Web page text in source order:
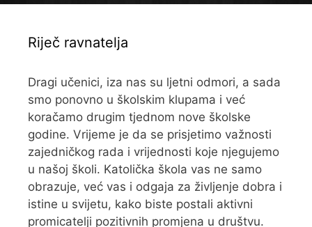
Riječ ravnatelja
Dragi učenici, iza nas su ljetni odmori, a sada
smo ponovno u školskim klupama i već
koračamo drugim tjednom nove školske
godine. Vrijeme je da se prisjetimo važnosti
zajedničkog rada i vrijednosti koje njegujemo
u našoj školi. Katolička škola vas ne samo
obrazuje, već vas i odgaja za življenje dobra i
istine u svijetu, kako biste postali aktivni
promicatelji pozitivnih promjena u društvu.